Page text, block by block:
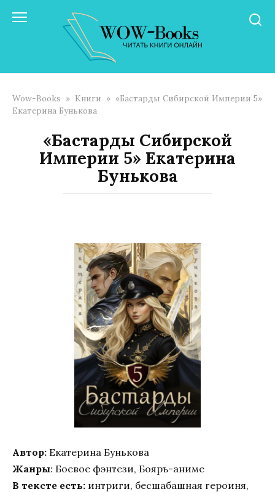
Wow-Books » Книги » «Бастарды Сибирской Империи 5»
Екатерина Бунькова
«Бастарды Сибирской
Империи 5» Екатерина
Бунькова
Автор: Екатерина Бунькова
Жанры: Боевое фэнтези, Бояръ-аниме
В тексте есть: интриги, бесшабашная героиня,